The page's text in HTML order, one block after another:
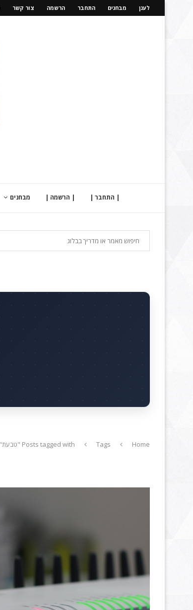
לענן מבחנים התחבר הרשמה צור קשר
| התחבר | | הרשמה | מבחנים
Home
Tags Posts tagged with "טבעת"